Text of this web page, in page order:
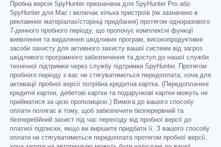
Пробна версія SpyHunter призначена для SpyHunter Pro або
SpyHunter для Mac і включає кілька пристроїв (як зазначено в
рекламних матеріалах/сторінці придбання) протягом одноразового
7-денного пробного періоду, що пропонує комплексні функції
виявлення та видалення шкідливих програм, високопродуктивні
засоби захисту для активного захисту вашої системи від загроз
шкідливого програмного забезпечення та доступ до нашої служби
технічної підтримки через службу підтримки SpyHunter. Протягом
пробного періоду з вас не стягуватиметься передоплата, хоча для
активації пробної версії потрібна кредитна картка. (Передоплачені
кредитні картки, дебетові картки та подарункові картки можуть не
прийматися за цією пропозицією.) Вимога до вашого способу
оплати полягає в тому, щоб забезпечити безперервний та
безперебійний захист під час переходу від пробної версії до
платної підписки, якщо ви вирішите придбати її. З вашого способу
оплати не стягуватиметься передоплата протягом пробної версії,